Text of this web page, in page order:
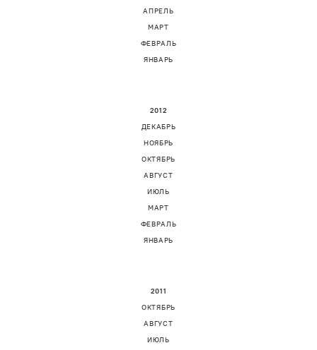
АПРЕЛЬ
МАРТ
ФЕВРАЛЬ
ЯНВАРЬ
2012
ДЕКАБРЬ
НОЯБРЬ
ОКТЯБРЬ
АВГУСТ
ИЮЛЬ
МАРТ
ФЕВРАЛЬ
ЯНВАРЬ
2011
ОКТЯБРЬ
АВГУСТ
ИЮЛЬ